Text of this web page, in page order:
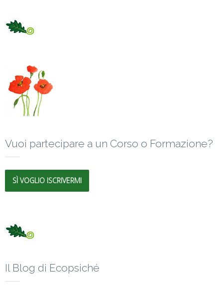
Vuoi partecipare a un Corso o Formazione?
SÌ VOGLIO ISCRIVERMI
Il Blog di Ecopsiché